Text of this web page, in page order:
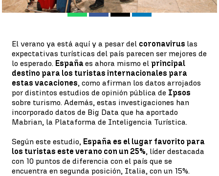
WhatsappFacebook
X Linkedin
El verano ya está aquí y a pesar del coronavirus las
expectativas turísticas del país parecen ser mejores de
lo esperado. España es ahora mismo el principal
destino para los turistas internacionales para
estas vacaciones, como afirman los datos arrojados
por distintos estudios de opinión pública de Ipsos
sobre turismo. Además, estas investigaciones han
incorporado datos de Big Data que ha aportado
Mabrian, la Plataforma de Inteligencia Turística.
Según este estudio, España es el lugar favorito para
los turistas este verano con un 25%, líder destacada
con 10 puntos de diferencia con el país que se
encuentra en segunda posición, Italia, con un 15%.